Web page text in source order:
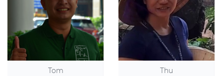
Tom Thu